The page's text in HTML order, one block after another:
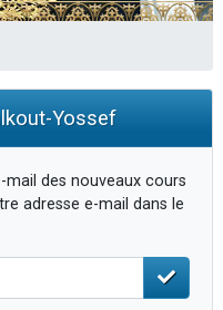
Yossef
mail des nouveaux cours
adresse e-mail dans le